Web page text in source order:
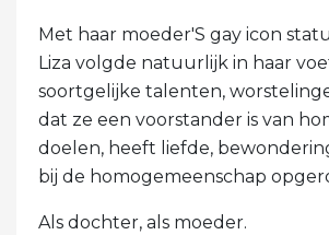
Met haar moeder'S gay icon
Liza volgde natuurlijk in haar
soortgelijke talenten,
dat ze een voorstander is van
doelen, heeft liefde,
bij de homogemeenschap
Als dochter, als moeder.